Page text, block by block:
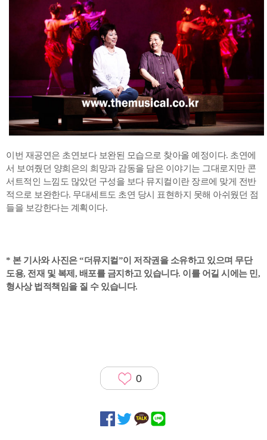
이번 재공연은 초연보다 보완된 모습으로 찾아올 예정이다. 초연에
서 보여줬던 양희은의 희망과 감동을 담은 이야기는 그대로지만 콘
서트적인 느낌도 많았던 구성을 보다 뮤지컬이란 장르에 맞게 전반
적으로 보완한다. 무대세트도 초연 당시 표현하지 못해 아쉬웠던 점
들을 보강한다는 계획이다.
* 본 기사와 사진은 “더뮤지컬”이 저작권을 소유하고 있으며 무단
도용, 전재 및 복제, 배포를 금지하고 있습니다. 이를 어길 시에는 민,
형사상 법적책임을 질 수 있습니다.
0